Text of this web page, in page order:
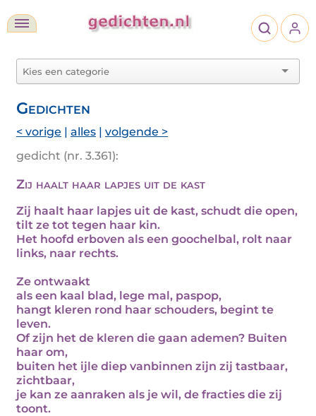
Gedichten
< vorige | alles | volgende >
gedicht (nr. 3.361):
Zij haalt haar lapjes uit de kast
Zij haalt haar lapjes uit de kast, schudt die open,
tilt ze tot tegen haar kin.
Het hoofd erboven als een goochelbal, rolt naar
links, naar rechts.
Ze ontwaakt
als een kaal blad, lege mal, paspop,
hangt kleren rond haar schouders, begint te
leven.
Of zijn het de kleren die gaan ademen? Buiten
haar om,
buiten het ijle diep vanbinnen zijn zij tastbaar,
zichtbaar,
je kan ze aanraken als je wil, de fracties die zij
toont.